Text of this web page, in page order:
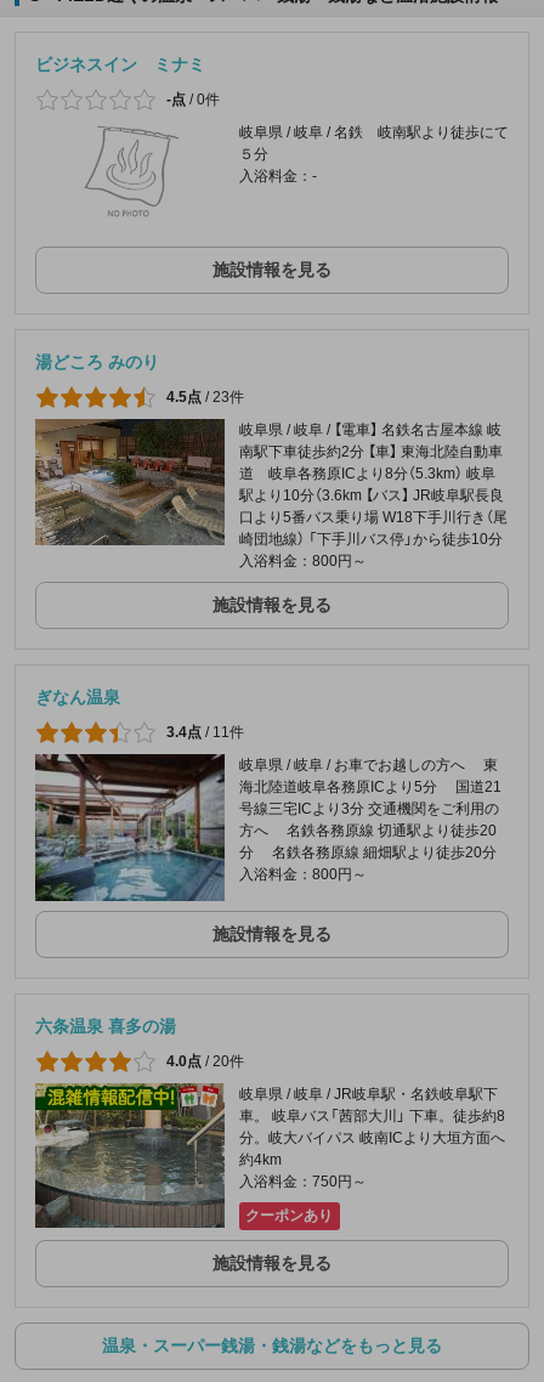
ビジネスイン ミナミ
-点 /0件
岐阜県 / 岐阜 / 名鉄 岐南駅より徒歩にて
５分
入浴料金：-
施設情報を見る
湯どころ みのり
4.5点 /23件
岐阜県 / 岐阜 / 【電車】 名鉄名古屋本線 岐
南駅下車徒歩約2分 【車】 東海北陸自動車
道 岐阜各務原ICより8分（5.3km） 岐阜
駅より10分（3.6km 【バス】 JR岐阜駅長良
口より5番バス乗り場 W18下手川行き（尾
崎団地線） 「下手川バス停」から徒歩10分
入浴料金：800円～
施設情報を見る
ぎなん温泉
3.4点 / 11件
岐阜県 / 岐阜 / お車でお越しの方へ 東
海北陸道岐阜各務原ICより5分 国道21
号線三宅ICより3分 交通機関をご利用の
方へ 名鉄各務原線 切通駅より徒歩20
分 名鉄各務原線 細畑駅より徒歩20分
入浴料金：800円～
施設情報を見る
六条温泉 喜多の湯
4.0点 / 20件
岐阜県 / 岐阜 / JR岐阜駅・名鉄岐阜駅下
車。 岐阜バス「茜部大川」 下車。徒歩約8
分。岐大バイパス 岐南ICより大垣方面へ
約4km
入浴料金：750円～
クーポンあり
施設情報を見る
温泉・スーパー銭湯・銭湯などをもっと見る